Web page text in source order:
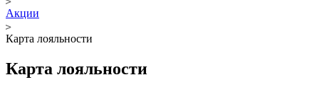
Акции
Карта лояльности
Карта лояльности